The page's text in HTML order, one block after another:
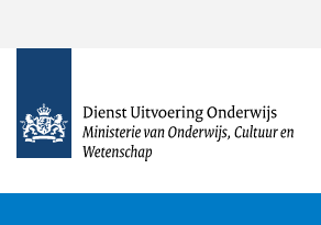
homepagina